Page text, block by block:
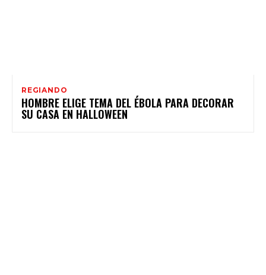
REGIANDO
HOMBRE ELIGE TEMA DEL ÉBOLA PARA DECORAR